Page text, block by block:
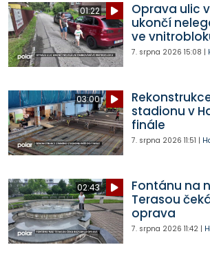
01:22
Oprava ulic
ukončí
ve
7. srpna 2026 15:08 |
03:00
stadionu v
finále
7. srpna 2026 11:51 |
02:43
Fontánu na
Terasou
oprava
7. srpna 2026 11:42|